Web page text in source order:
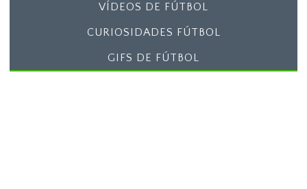
VÍDEOS DE FÚTBOL
CURIOSIDADES FÚTBOL
GIFS DE FÚTBOL